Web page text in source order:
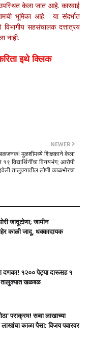
केला जात आहे. कारवाई
भूमिका आहे. या संदर्भात
सहसंचालक दत्तात्रय
नाही.
इथे क्लिक
NEWER
मुळशीमध्ये शिक्षकाने केला
१९ विद्यार्थिनींचा विनयभंग; आरोपी
तालुक्यातील लोणी काळभोरचा
जादूटोणा; जामीन
काळी जादू, धक्कादायक
दणका! १२०० पेट्या दारूसह १
तालुक्यात खळबळ
पराक्रम! सव्वा लाखाच्या
काळा पैसा; विजय पवारवर